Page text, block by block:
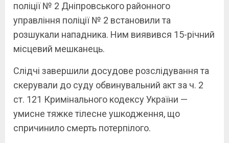
поліції № 2 Дніпровського районного
управління поліції № 2 встановили та
розшукали нападника. Ним виявився 15-річний
місцевий мешканець.
Слідчі завершили досудове розслідування та
скерували до суду обвинувальний акт за ч. 2
ст. 121 Кримінального кодексу України —
умисне тяжке тілесне ушкодження, що
спричинило смерть потерпілого.